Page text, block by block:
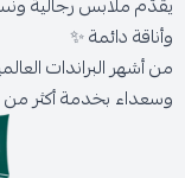
وأناقة دائمة ✨
من أشهر البراندات
وسعداء بخدمة أكثر من 300,000 عميل حول المملكة.